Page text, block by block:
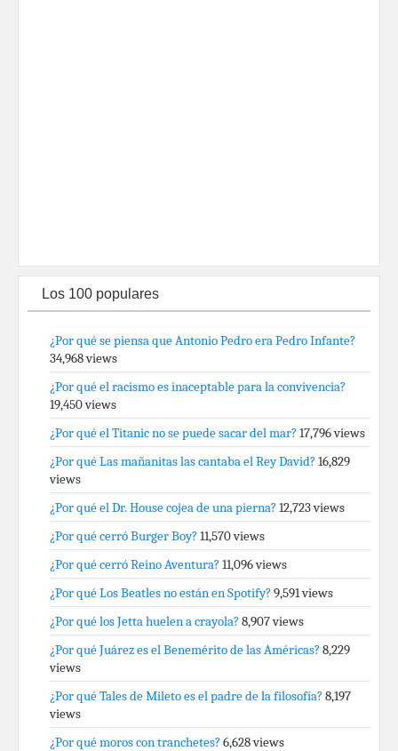
Los 100 populares
¿Por qué se piensa que Antonio Pedro era Pedro Infante?
34,968 views
¿Por qué el racismo es inaceptable para la convivencia?
19,450 views
¿Por qué el Titanic no se puede sacar del mar? 17,796 views
¿Por qué Las mañanitas las cantaba el Rey David? 16,829
views
¿Por qué el Dr. House cojea de una pierna? 12,723 views
¿Por qué cerró Burger Boy? 11,570 views
¿Por qué cerró Reino Aventura? 11,096 views
¿Por qué Los Beatles no están en Spotify? 9,591 views
¿Por qué los Jetta huelen a crayola? 8,907 views
¿Por qué Juárez es el Benemérito de las Américas? 8,229
views
¿Por qué Tales de Mileto es el padre de la filosofía? 8,197
views
¿Por qué moros con tranchetes? 6,628 views